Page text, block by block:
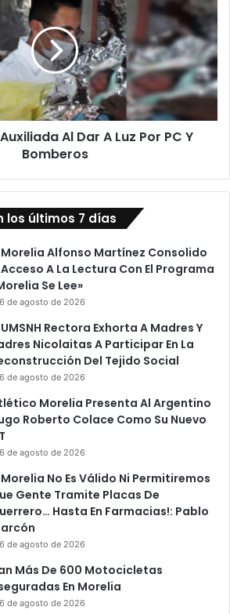
Al Dar A Luz Por PC Y
Bomberos
los últimos 7 días
Alfonso Martínez Consolido
Acceso A La Lectura Con El Programa
Se Lee»
6 de agosto de 2026
Rectora Exhorta A Madres Y
Nicolaitas A Participar En La
Del Tejido Social
6 de agosto de 2026
Morelia Presenta Al Argentino
Roberto Colace Como Su Nuevo
6 de agosto de 2026
No Es Válido Ni Permitiremos
Gente Tramite Placas De
Hasta En Farmacias!: Pablo
6 de agosto de 2026
Más De 600 Motocicletas
En Morelia
6 de agosto de 2026